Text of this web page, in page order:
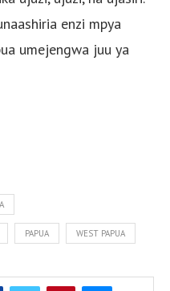
enzi mpya
umejengwa juu ya
PAPUA WEST PAPUA